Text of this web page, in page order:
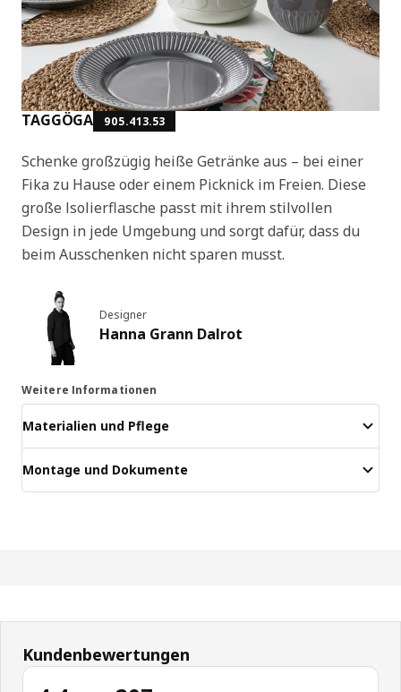
TAGGÖGA 905.413.53
Schenke großzügig heiße Getränke aus – bei einer
Fika zu Hause oder einem Picknick im Freien. Diese
große Isolierflasche passt mit ihrem stilvollen
Design in jede Umgebung und sorgt dafür, dass du
beim Ausschenken nicht sparen musst.
Designer
Hanna Grann Dalrot
Weitere Informationen
Materialien und Pflege
Montage und Dokumente
Kundenbewertungen